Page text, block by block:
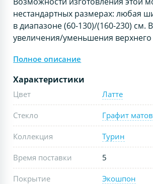
нестандартных размерах: любая
в диапазоне (60-130)/(160-230) см.
увеличения/уменьшения
Полное описание
Характеристики
Цвет Латте
Стекло Графит
Коллекция Турин
Время поставки 5
Покрытие Экошпон